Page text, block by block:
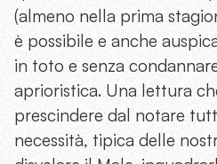
(almeno nella prima
è possibile e anche
in toto e senza
aprioristica. Una lettura
prescindere dal notare
necessità, tipica delle